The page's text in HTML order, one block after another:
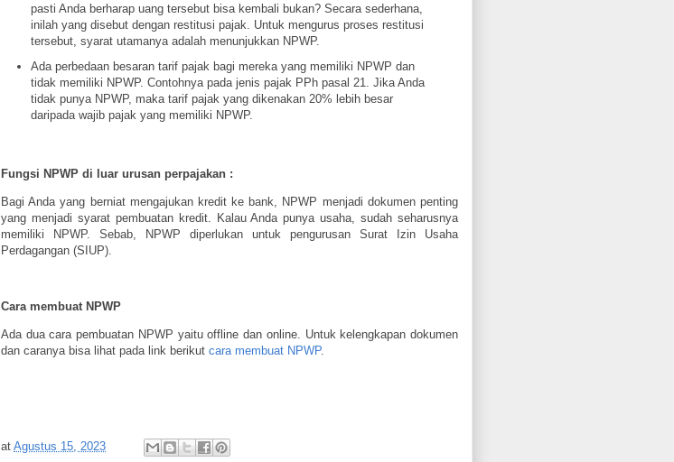
pasti Anda berharap uang tersebut bisa kembali bukan? Secara sederhana,
inilah yang disebut dengan restitusi pajak. Untuk mengurus proses restitusi
tersebut, syarat utamanya adalah menunjukkan NPWP.
Ada perbedaan besaran tarif pajak bagi mereka yang memiliki NPWP dan
tidak memiliki NPWP. Contohnya pada jenis pajak PPh pasal 21. Jika Anda
tidak punya NPWP, maka tarif pajak yang dikenakan 20% lebih besar
daripada wajib pajak yang memiliki NPWP.
Fungsi NPWP di luar urusan perpajakan :
Bagi Anda yang berniat mengajukan kredit ke bank, NPWP menjadi dokumen penting
yang menjadi syarat pembuatan kredit. Kalau Anda punya usaha, sudah seharusnya
memiliki NPWP. Sebab, NPWP diperlukan untuk pengurusan Surat Izin Usaha
Perdagangan (SIUP).
Cara membuat NPWP
Ada dua cara pembuatan NPWP yaitu offline dan online. Untuk kelengkapan dokumen
dan caranya bisa lihat pada link berikut cara membuat NPWP.
at Agustus 15, 2023